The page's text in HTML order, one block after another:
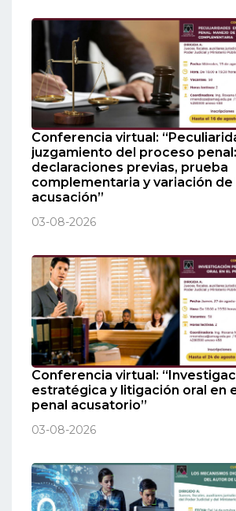
Conferencia virtual:
juzgamiento del proceso
declaraciones previas, prueba
complementaria y variación de
acusación”
03-08-2026
Conferencia virtual:
estratégica y litigación oral en
penal acusatorio”
03-08-2026